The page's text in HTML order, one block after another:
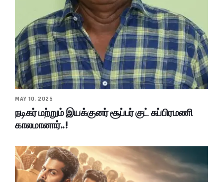
MAY 10, 2025
நடிகர் மற்றும் இயக்குனர் சூப்பர் குட் சுப்பிரமணி
காலமானார்..!